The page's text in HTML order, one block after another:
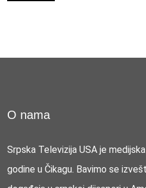
O nama
Srpska Televizija USA je
godine u Čikagu. Bavimo se